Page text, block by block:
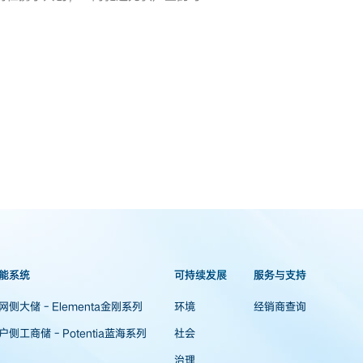
系统
侧大储 - Elementa金刚系列
侧工商储 - Potentia蓝海系列
可持续发展
环境
社会
治理
服务与支持
经销商查询